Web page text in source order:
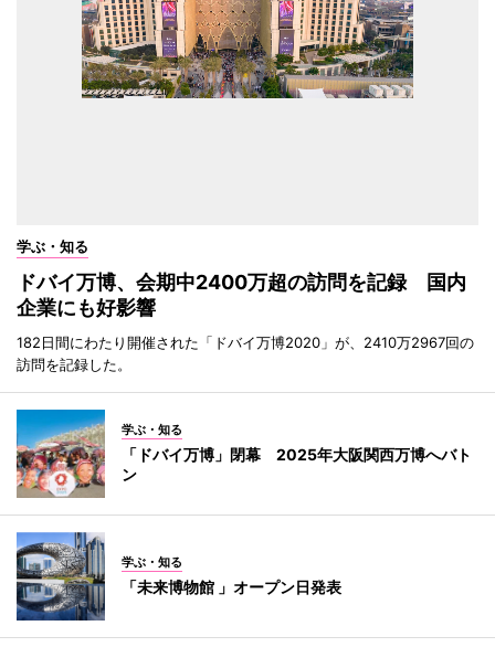
学ぶ・知る
ドバイ万博、会期中2400万超の訪問を記録 国内
企業にも好影響
182日間にわたり開催された「ドバイ万博2020」が、2410万2967回の
訪問を記録した。
学ぶ・知る
「ドバイ万博」閉幕 2025年大阪関西万博へバト
ン
学ぶ・知る
「未来博物館 」オープン日発表